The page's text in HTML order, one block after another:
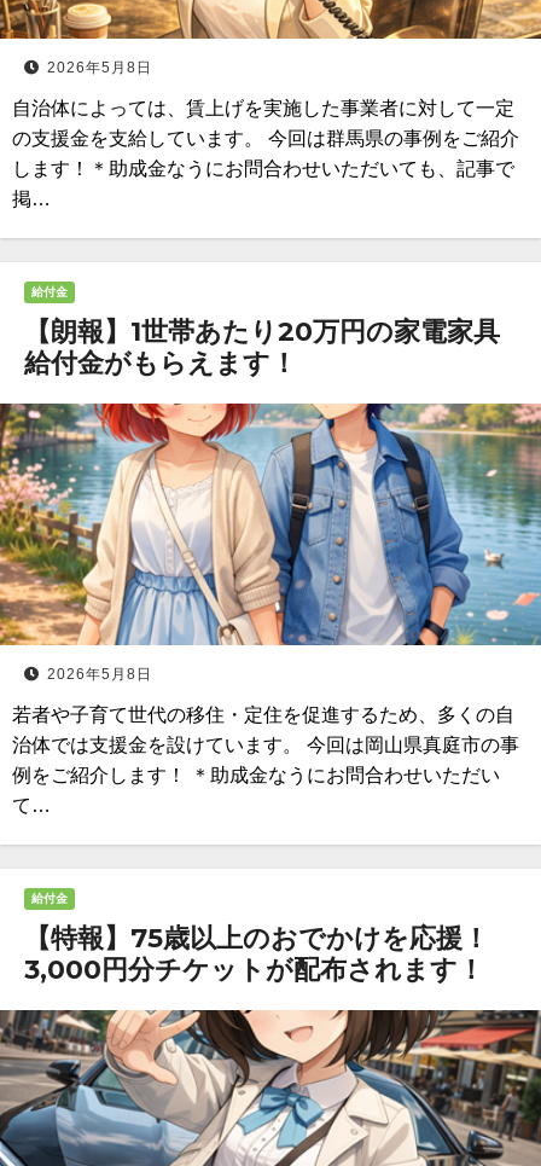
2026年5月8日
自治体によっては、賃上げを実施した事業者に対して一定
の支援金を支給しています。 今回は群馬県の事例をご紹介
します！＊助成金なうにお問合わせいただいても、記事で
掲…
給付金
【朗報】1世帯あたり20万円の家電家具
給付金がもらえます！
2026年5月8日
若者や子育て世代の移住・定住を促進するため、多くの自
治体では支援金を設けています。 今回は岡山県真庭市の事
例をご紹介します！ ＊助成金なうにお問合わせいただい
て…
給付金
【特報】75歳以上のおでかけを応援！
3,000円分チケットが配布されます！